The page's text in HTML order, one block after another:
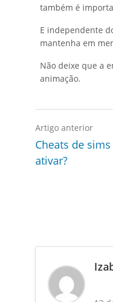
também é
E independente
mantenha em
Não deixe que a
animação.
Artigo anterior
Cheats de
ativar?